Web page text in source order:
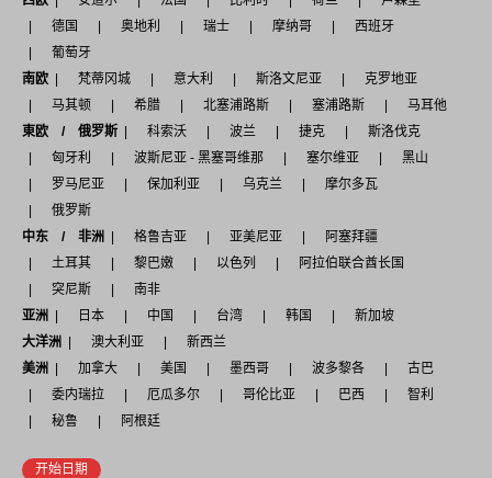
德国
奥地利 瑞士 摩纳哥
西班牙
葡萄牙
南欧
梵蒂冈城 意大利 斯洛文尼亚
克罗地亚
马其顿
希腊 北塞浦路斯 塞浦路斯
马耳他
東欧 / 俄罗斯
科索沃 波兰 捷克
斯洛伐克
匈牙利
波斯尼亚 - 黑塞哥维那 塞尔维亚
黑山
罗马尼亚
保加利亚 乌克兰
摩尔多瓦
俄罗斯
中东 / 非洲
格鲁吉亚 亚美尼亚
阿塞拜疆
土耳其
黎巴嫩 以色列
阿拉伯联合酋长国
突尼斯
南非
亚洲
日本 中国 台湾 韩国
新加坡
大洋洲
澳大利亚
新西兰
美洲
加拿大 美国 墨西哥 波多黎各
古巴
委内瑞拉
厄瓜多尔 哥伦比亚 巴西
智利
秘鲁
阿根廷
开始日期